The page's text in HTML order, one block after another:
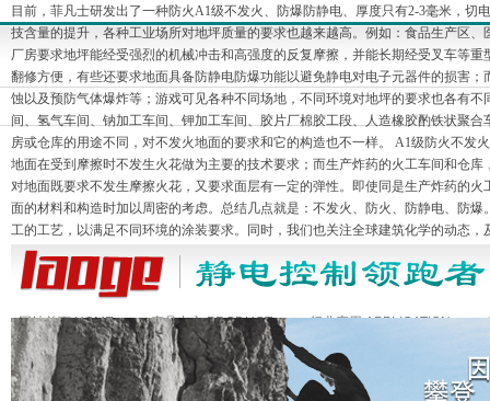
目前，菲凡士研发出了一种防火A1级不发火、防爆防静电、厚度只有2-3毫米，
技含量的提升，各种工业场所对地坪质量的要求也越来越高。例如：食品生产区
厂房要求地坪能经受强烈的机械冲击和高强度的反复摩擦，并能长期经受叉车等
翻修方便，有些还要求地面具备防静电防爆功能以避免静电对电子元器件的损害
蚀以及预防气体爆炸等；游戏可见各种不同场地，不同环境对地坪的要求也各有
间、氢气车间、钠加工车间、钾加工车间、胶片厂棉胶工段、人造橡胶酌铁状聚
房或仓库的用途不同，对不发火地面的要求和它的构造也不一样。 A1级防火不
地面在受到摩擦时不发生火花做为主要的技术要求；而生产炸药的火工车间和仓
对地面既要求不发生摩擦火花，又要求面层有一定的弹性。即使同是生产炸药的
面的材料和构造时加以周密的考虑。总结几点就是：不发火、防火、防静电、防
工的工艺，以满足不同环境的涂装要求。同时，我们也关注全球建筑化学的动
网站首页 HOME 产品中心 PRODUCT 行业应用 APPLICATION